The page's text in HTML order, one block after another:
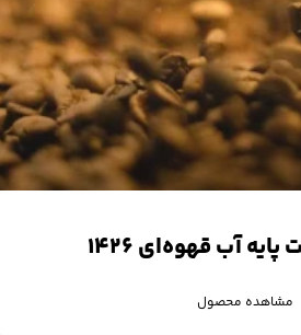
آب قهوه‌ای ۱۴۲۶
مشاهده محصول